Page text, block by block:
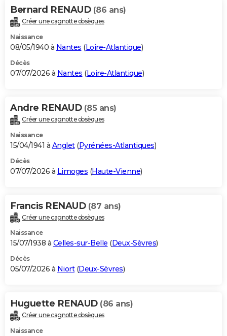
Bernard RENAUD (86 ans)
Créer une cagnotte obsèques
Naissance
08/05/1940 à Nantes (Loire-Atlantique)
Décès
07/07/2026 à Nantes (Loire-Atlantique)
Andre RENAUD (85 ans)
Créer une cagnotte obsèques
Naissance
15/04/1941 à Anglet(Pyrénées-Atlantiques)
Décès
07/07/2026 à Limoges (Haute-Vienne)
Francis RENAUD (87 ans)
Créer une cagnotte obsèques
Naissance
15/07/1938 à Celles-sur-Belle (Deux-Sèvres)
Décès
05/07/2026 à Niort(Deux-Sèvres)
Huguette RENAUD (86 ans)
Créer une cagnotte obsèques
Naissance